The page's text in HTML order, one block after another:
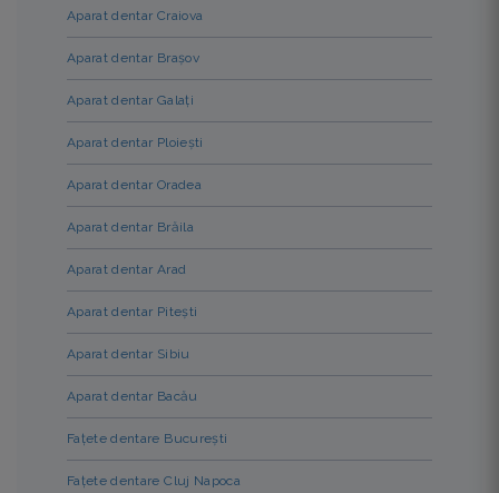
Aparat dentar Craiova
Aparat dentar Brașov
Aparat dentar Galați
Aparat dentar Ploiești
Aparat dentar Oradea
Aparat dentar Brăila
Aparat dentar Arad
Aparat dentar Pitești
Aparat dentar Sibiu
Aparat dentar Bacău
Fațete dentare București
Fațete dentare Cluj Napoca